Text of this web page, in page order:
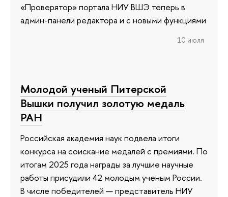
«Проверятор» портала НИУ ВШЭ теперь в
админ-панели редактора и с новыми функциями
10 июля
Молодой ученый Питерской
Вышки получил золотую медаль
РАН
Российская академия наук подвела итоги
конкурса на соискание медалей с премиями. По
итогам 2025 года награды за лучшие научные
работы присудили 42 молодым ученым России.
В числе победителей — представитель НИУ